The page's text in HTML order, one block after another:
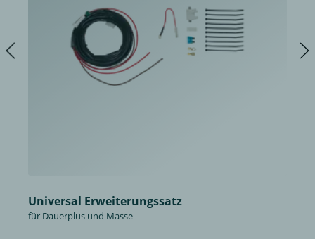
Universal Erweiterungssatz
für Dauerplus und Masse